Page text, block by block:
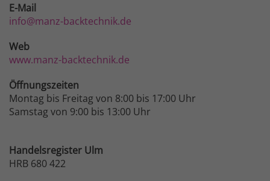
E-Mail
info@manz-backtechnik.de
Web
www.manz-backtechnik.de
Öffnungszeiten
Montag bis Freitag von 8:00 bis 17:00 Uhr
Samstag von 9:00 bis 13:00 Uhr
Handelsregister Ulm
HRB 680 422